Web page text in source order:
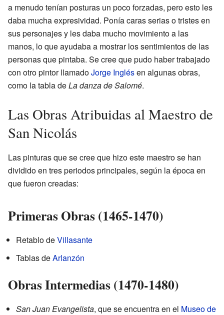
a menudo tenían posturas un poco forzadas, pero esto les
daba mucha expresividad. Ponía caras serias o tristes en
sus personajes y les daba mucho movimiento a las
manos, lo que ayudaba a mostrar los sentimientos de las
personas que pintaba. Se cree que pudo haber trabajado
con otro pintor llamadoJorge Inglésen algunas obras,
como la tabla deLa danza de Salomé.
Las Obras Atribuidas al Maestro de
San Nicolás
Las pinturas que se cree que hizo este maestro se han
dividido en tres periodos principales, según la época en
que fueron creadas:
Primeras Obras (1465-1470)
Retablo deVillasante
Tablas deArlanzón
Obras Intermedias (1470-1480)
San Juan Evangelista, que se encuentra en el Museo de